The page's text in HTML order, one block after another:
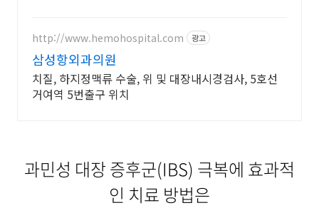
http://www.hemohospital.com 광고
삼성항외과의원
치질, 하지정맥류 수술, 위 및 대장내시경검사, 5호선
거여역 5번출구 위치
과민성 대장 증후군(IBS) 극복에 효과적
인 치료 방법은